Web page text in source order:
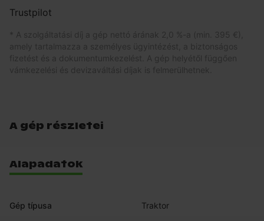
Trustpilot
* A szolgáltatási díj a gép nettó árának 2,0 %-a (min. 395 €),
amely tartalmazza a személyes ügyintézést, a biztonságos
fizetést és a dokumentumkezelést. A gép helyétől függően
vámkezelési és devizaváltási díjak is felmerülhetnek.
A gép részletei
Alapadatok
Gép típusa Traktor